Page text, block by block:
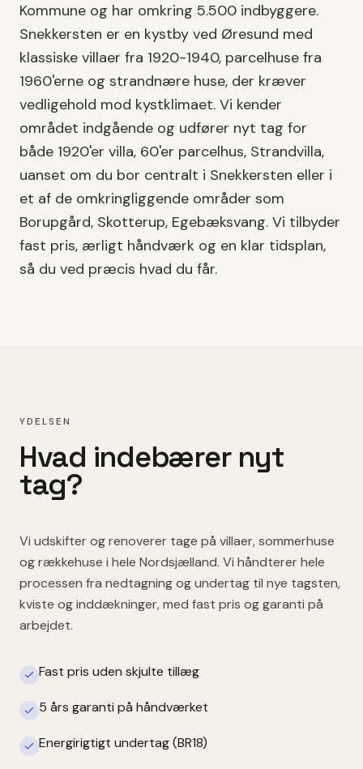
Kommune og har omkring 5.500 indbyggere.
Snekkersten er en kystby ved Øresund med
klassiske villaer fra 1920-1940, parcelhuse fra
1960'erne og strandnære huse, der kræver
vedligehold mod kystklimaet. Vi kender
området indgående og udfører nyt tag for
både 1920'er villa, 60'er parcelhus, Strandvilla,
uanset om du bor centralt i Snekkersten eller i
et af de omkringliggende områder som
Borupgård, Skotterup, Egebæksvang. Vi tilbyder
fast pris, ærligt håndværk og en klar tidsplan,
så du ved præcis hvad du får.
YDELSEN
Hvad indebærer nyt
tag?
Vi udskifter og renoverer tage på villaer, sommerhuse
og rækkehuse i hele Nordsjælland. Vi håndterer hele
processen fra nedtagning og undertag til nye tagsten,
kviste og inddækninger, med fast pris og garanti på
arbejdet.
Fast pris uden skjulte tillæg
5 års garanti på håndværket
Energirigtigt undertag (BR18)